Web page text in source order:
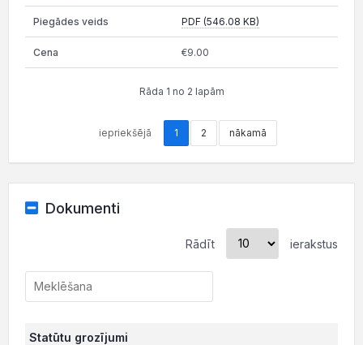
PDF (546.08 KB)
€9.00
Rāda 1 no 2 lapām
iepriekšējā 1 2 nākamā
Dokumenti
Rādīt ierakstus
Statūtu grozījumi